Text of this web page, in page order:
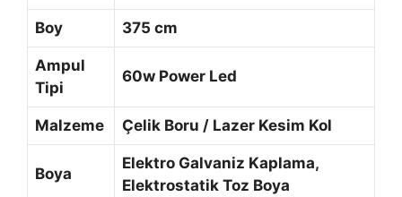
Boy 375 cm
Ampul
Tipi
60w Power Led
Malzeme Çelik Boru / Lazer Kesim Kol
Boya
Elektro Galvaniz Kaplama,
Elektrostatik Toz Boya